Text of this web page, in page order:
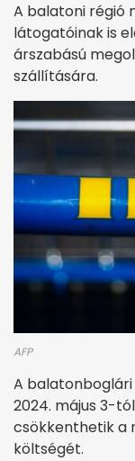
A balatoni régió
látogatóinak is
árszabású
szállítására.
AFP
A
2024. május 3-
csökkenthetik a
költségét.